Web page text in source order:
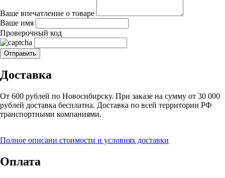
Ваше впечатление о товаре
Ваше имя
Проверочный код
Доставка
От 600 рублей по Новосибирску. При заказе на сумму от 30 000
рублей доставка бесплатна. Доставка по всей территории РФ
транспортными компаниями.
Полное описани стоимости и условиях доставки
Оплата